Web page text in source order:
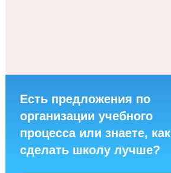
Есть предложения по
организации учебного
процесса или знаете, как
сделать школу лучше?